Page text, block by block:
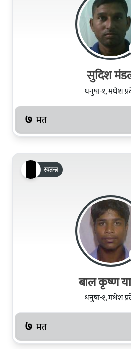
सुदिश
धनुषा-१, मधेश
७ मत
स्वतन्त्र
बाल कृष्ण
धनुषा-१, मधेश
७ मत